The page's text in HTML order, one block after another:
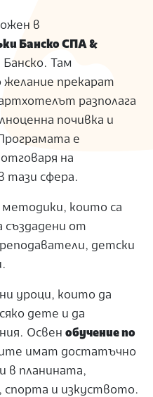
в
Банско СПА &
Там
прекарат
разполага
почивка и
е
на
тази сфера.
които са
създадени от
детски
уроци, които да
дете и да
Освен обучение по
имат достатъчно
в планината,
спорта и изкуството.